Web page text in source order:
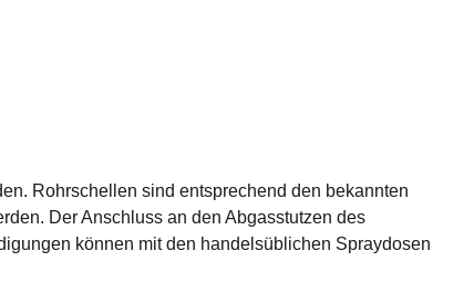
Rohrschellen sind entsprechend den bekannten
Der Anschluss an den Abgasstutzen des
können mit den handelsüblichen Spraydosen